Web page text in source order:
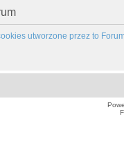
utworzone przez to